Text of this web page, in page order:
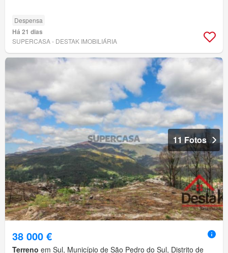
Despensa
Há 21 dias
SUPERCASA - DESTAK IMOBILIÁRIA
11 Fotos
38 000 €
Terreno em Sul, Município de São Pedro do Sul, Distrito de